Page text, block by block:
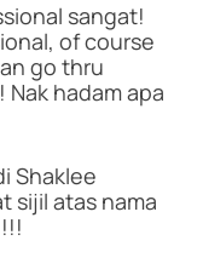
sangat!
of course
go thru
hadam apa
Shaklee
sijil atas nama